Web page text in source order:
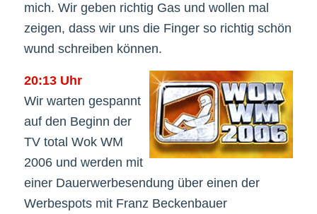
mich. Wir geben richtig Gas und wollen mal
zeigen, dass wir uns die Finger so richtig schön
wund schreiben können.
20:13 Uhr
Wir warten gespannt
auf den Beginn der
TV total Wok WM
2006 und werden mit
einer Dauerwerbesendung über einen der
Werbespots mit Franz Beckenbauer